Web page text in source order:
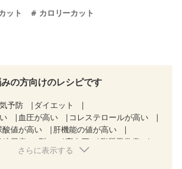
ット カロリーカット
の方向けのレシピです
予防
ダイエット
血圧が高い
コレステロールが高い
酸値が高い
肝機能の値が高い
糖尿病（2型） 高血圧
脂質異常症
狭心症 心筋梗塞
さらに表示する